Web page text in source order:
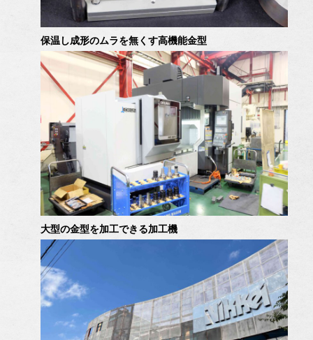
保温し成形のムラを無くす高機能金型
大型の金型を加工できる加工機